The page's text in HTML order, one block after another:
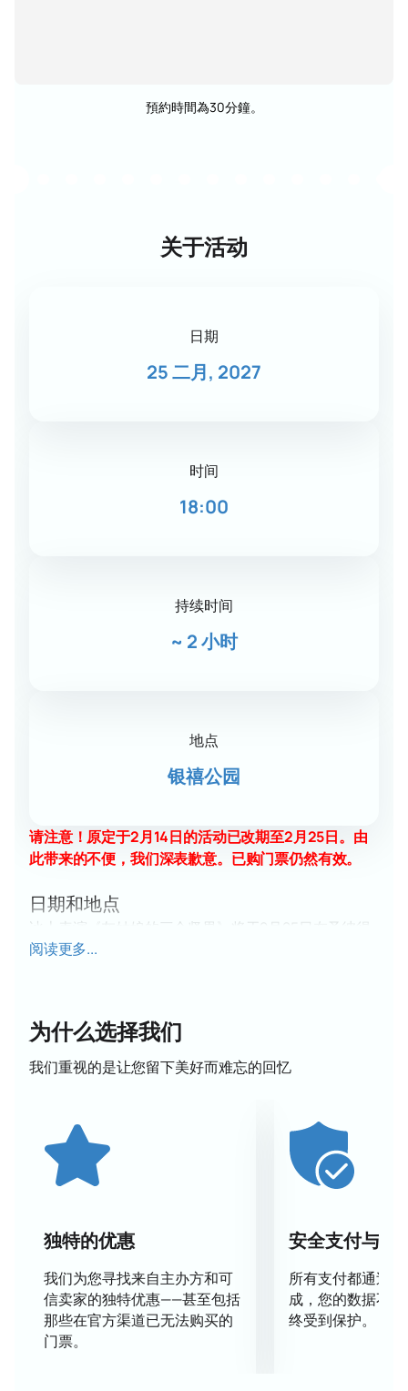
預約時間為30分鐘。
关于活动
日期
25 二月, 2027
时间
18:00
持续时间
~ 2 小时
地点
银禧公园
请注意！原定于2月14日的活动已改期至2月25日。由
此带来的不便，我们深表歉意。已购门票仍然有效。
日期和地点
冰上表演《灰姑娘的三个坚果》将于2月25日在圣彼得
堡的尤比列伊尼体育音乐中心举行。
艺术家们将现场演绎剧本，为观众带来难忘的体验。节
目融合了A.S.扎采平的诗歌和音乐，为这部艺术作品增
添了独特的氛围。
众，无论年龄大小，都梦想成真。
门票
您可以使用剧院地图在线购买冰上表演“灰姑娘的三个
台后方。
轻松选座。
安全支付。
可预订座位。
电话订票，客服人员将竭诚为您服务。
阅读更多...
为什么选择我们
我们重视的是让您留下美好而难忘的回忆
独特的优惠
我们为您寻找来自主办方和可
信卖家的独特优惠——甚至包括
那些在官方渠道已无法购买的
门票。
安全支付与数
所有支付都通过
成，您的数据不
终受到保护。